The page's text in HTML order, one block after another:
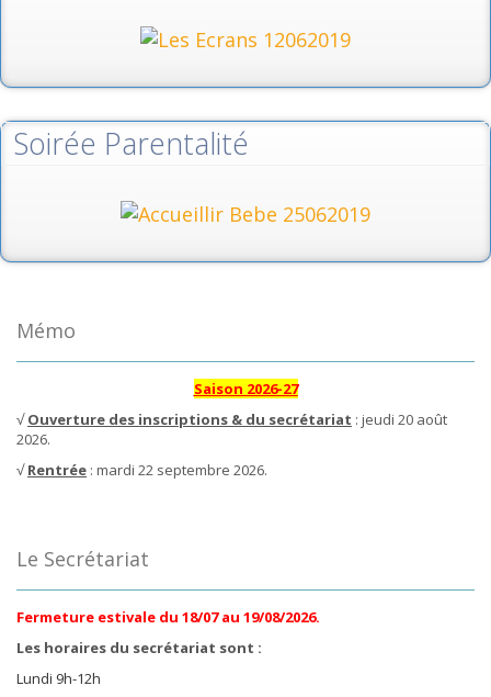
Soirée Parentalité
Mémo
Saison 2026-27
√Ouverture des inscriptions & du secrétariat : jeudi 20 août
2026.
√Rentrée : mardi 22 septembre 2026.
Le Secrétariat
Fermeture estivale du 18/07 au 19/08/2026.
Les horaires du secrétariat sont :
Lundi 9h-12h